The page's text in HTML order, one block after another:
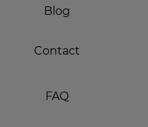
Blog
Contact
FAQ